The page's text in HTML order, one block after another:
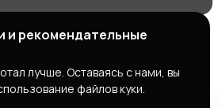
| Недвижимость | Работа |
"ЦПК" ИНН 5609203278 ОГРН
и рекомендательные
лучше. Оставаясь с нами, вы
файлов куки.